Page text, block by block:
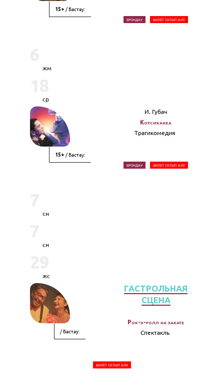
15+ / Бастау:
БРОНДАУ БИЛЕТ САТЫП АЛУ
жм
ср
15+ / Бастау:
И. Губач
Корсиканка
Трагикомедия
БРОНДАУ БИЛЕТ САТЫП АЛУ
сн
сн
жс
/ Бастау:
ГАСТРОЛЬНАЯ
СЦЕНА
Рок-н-ролл на закате
Спектакль
БИЛЕТ САТЫП АЛУ